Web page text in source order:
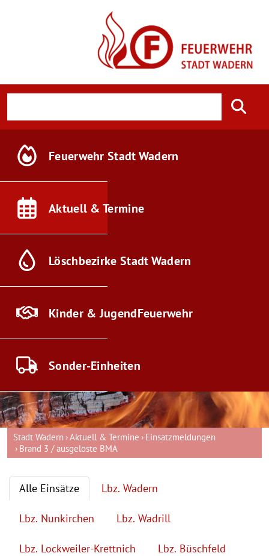
Feuerwehr Stadt Wadern
Aktuell & Termine
Löschbezirke Stadt Wadern
Kinder & JugendFeuerwehr
Sonder-Einheiten
Stadt Wadern Aktuell & Termine
Einsatzmeldungen
Brand 3 / ausgelöste BMA
Alle Einsätze Lbz. Wadern
Lbz. Nunkirchen Lbz. Wadrill
Lbz. Lockweiler-Krettnich Lbz. Büschfeld